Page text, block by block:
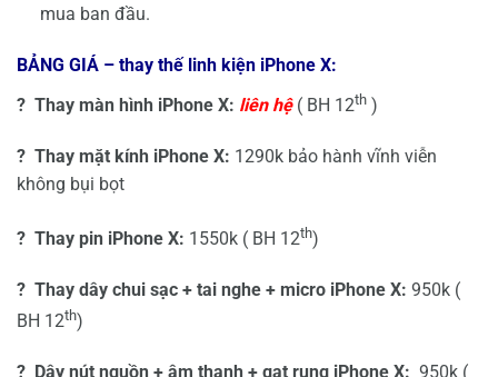
mua ban đầu.
BẢNG GIÁ – thay thế linh kiện iPhone X:
? Thay màn hình iPhone X: liên hệ( BH 12th )
? Thay mặt kính iPhone X: 1290k bảo hành vĩnh viễn
không bụi bọt
? Thay pin iPhone X: 1550k ( BH 12th)
? Thay dây chui sạc + tai nghe + micro iPhone X: 950k (
BH 12th)
? Dây nút nguồn + âm thanh + gạt rung iPhone X: 950k (